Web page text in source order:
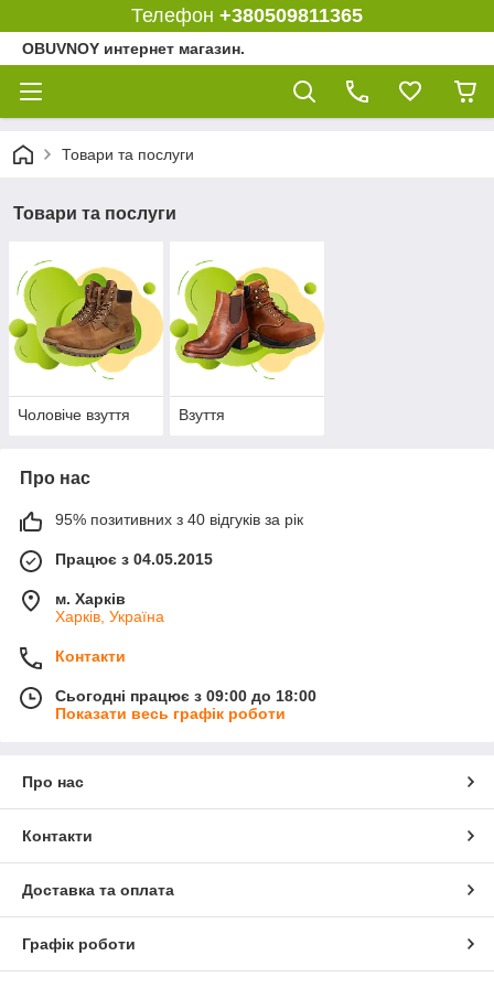
Телефон +380509811365
OBUVNOY интернет магазин.
Товари та послуги
Товари та послуги
Чоловіче взуття Взуття
Про нас
95% позитивних з 40 відгуків за рік
Працює з 04.05.2015
м. Харків
Харків, Україна
Контакти
Сьогодні працює з 09:00 до 18:00
Показати весь графік роботи
Про нас
Контакти
Доставка та оплата
Графік роботи